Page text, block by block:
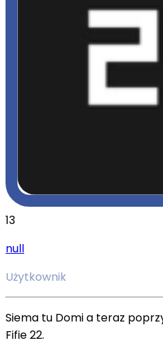
13
null
Użytkownik
Siema tu Domi a teraz
Fifie 22.